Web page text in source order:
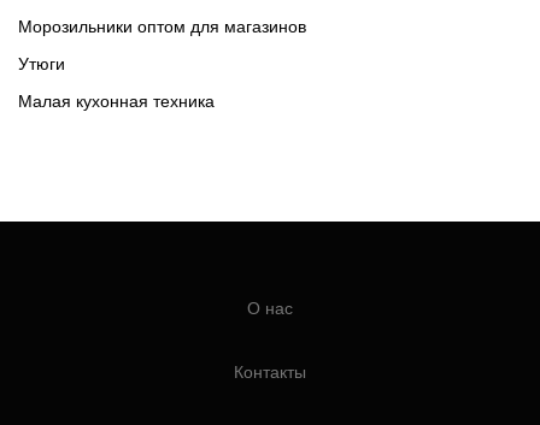
Морозильники оптом для магазинов
Утюги
Малая кухонная техника
О нас
Контакты